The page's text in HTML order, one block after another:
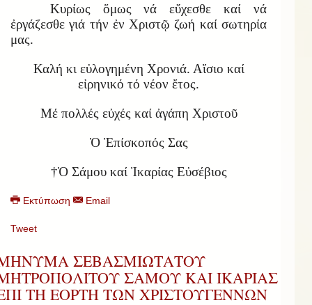
Κυρίως ὅμως νά εὔχεσθε καί νά
ἐργάζεσθε γιά τήν ἐν Χριστῷ ζωή καί σωτηρία
μας.
Καλή κι εὐλογημένη Χρονιά. Αἴσιο καί
εἰρηνικό τό νέον ἔτος.
Μέ πολλές εὐχές καί ἀγάπη Χριστοῦ
Ὁ Ἐπίσκοπός Σας
†Ὁ Σάμου καί Ἰκαρίας Εὐσέβιος
Εκτύπωση Email
Tweet
ΣΕΒΑΣΜΙΩΤΑΤΟΥ
ΣΑΜΟΥ ΚΑΙ ΙΚΑΡΙΑΣ
ΤΗ ΕΟΡΤΗ ΤΩΝ ΧΡΙΣΤΟΥΓΕΝΝΩΝ